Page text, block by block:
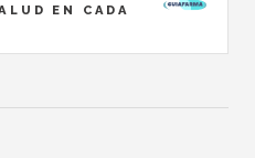
EN CADA